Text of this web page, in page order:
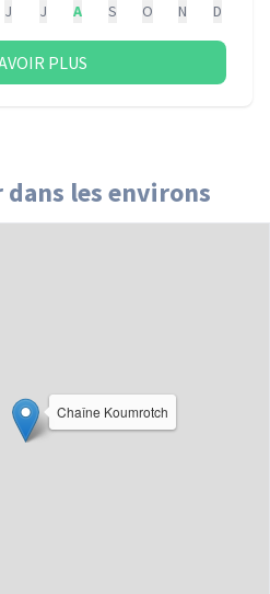
J J A S O N D
PLUS
dans les environs
Chaîne Koumrotch